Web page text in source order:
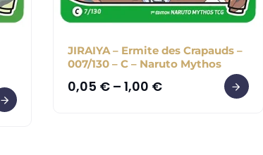
JIRAIYA – Ermite des Crapauds –
007/130 – C – Naruto Mythos
0,05 € – 1,00 €